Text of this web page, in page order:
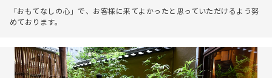
「おもてなしの心」で、お客様に来てよかったと思っていただけるよう努
めております。